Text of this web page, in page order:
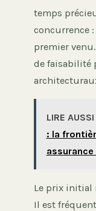
temps
concurrence
premier
de faisabilité
LIRE AUSSI
: la
Le prix initial
Il est